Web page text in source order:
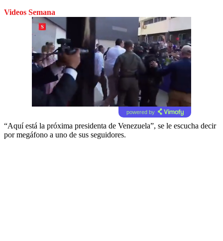
Videos Semana
powered by
“Aquí está la próxima presidenta de Venezuela”, se le escucha decir
por megáfono a uno de sus seguidores.